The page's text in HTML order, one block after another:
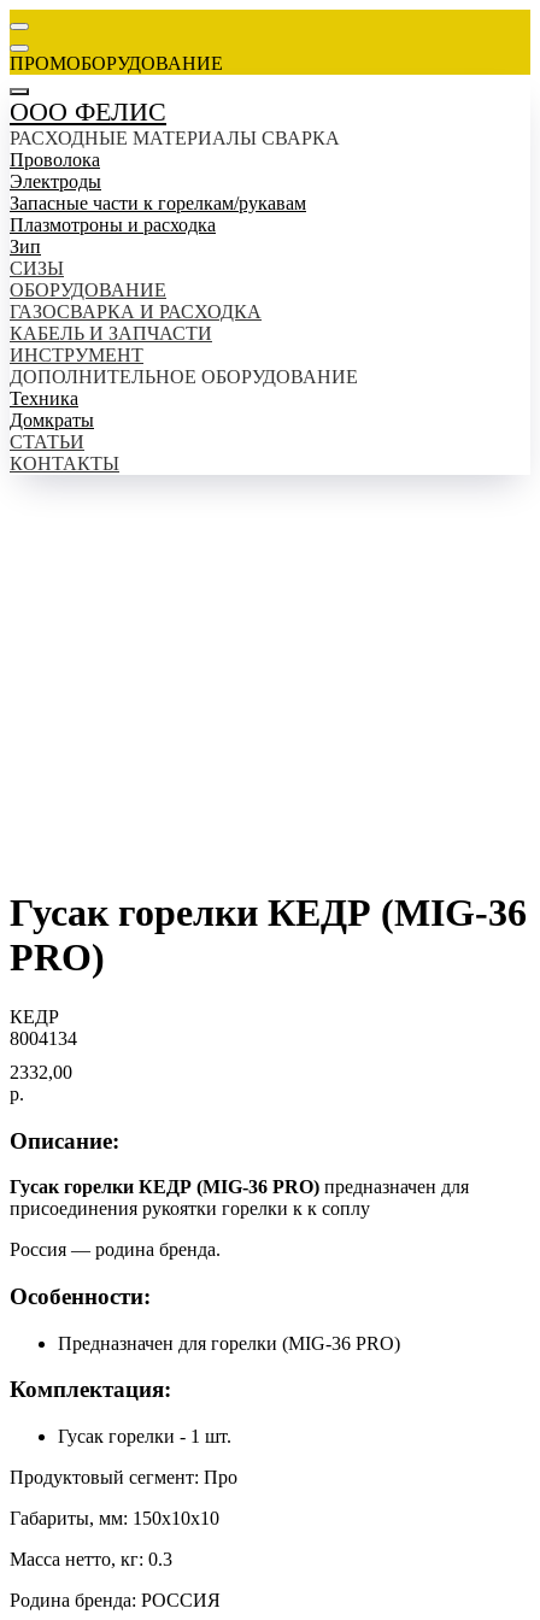
ПРОМОБОРУДОВАНИЕ
ООО ФЕЛИС
РАСХОДНЫЕ МАТЕРИАЛЫ СВАРКА
Проволока
Электроды
Запасные части к горелкам/рукавам
Плазмотроны и расходка
Зип
СИЗЫ
ОБОРУДОВАНИЕ
ГАЗОСВАРКА И РАСХОДКА
КАБЕЛЬ И ЗАПЧАСТИ
ИНСТРУМЕНТ
ДОПОЛНИТЕЛЬНОЕ ОБОРУДОВАНИЕ
Техника
Домкраты
СТАТЬИ
КОНТАКТЫ
Гусак горелки КЕДР (MIG-36
PRO)
КЕДР
8004134
2332,00
р.
Описание:
Гусак горелки КЕДР (MIG-36 PRO) предназначен для
присоединения рукоятки горелки к к соплу
Россия — родина бренда.
Особенности:
Предназначен для горелки (MIG-36 PRO)
Комплектация:
Гусак горелки - 1 шт.
Продуктовый сегмент: Про
Габариты, мм: 150х10х10
Масса нетто, кг: 0.3
Родина бренда: РОССИЯ